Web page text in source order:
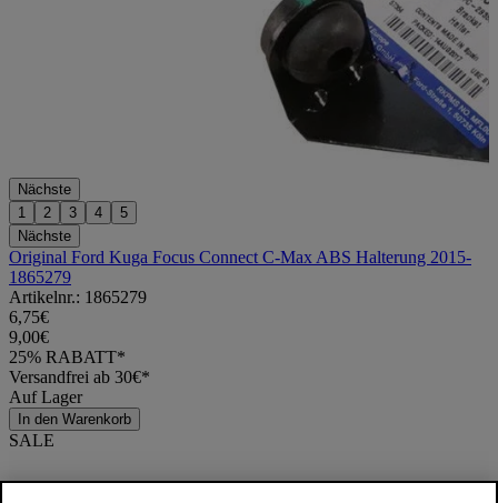
Nächste
1
2 3 4
5
Nächste
Original Ford Kuga Focus Connect C-Max ABS Halterung 2015-
1865279
Artikelnr.: 1865279
6,75€
9,00€
25% RABATT*
Versandfrei ab 30€*
Auf Lager
In den Warenkorb
SALE